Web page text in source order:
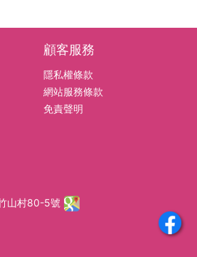
顧客服務
隱私權條款
網站服務條款
免責聲明
山村80-5號